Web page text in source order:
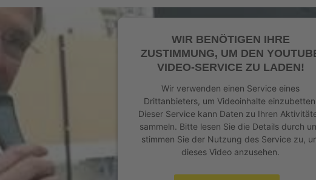
WIR BENÖTIGEN IHRE
ZUSTIMMUNG, UM DEN
VIDEO-SERVICE ZU LADEN!
Wir verwenden einen Service eines
Drittanbieters, um Videoinhalte einzubetten.
Dieser Service kann Daten zu Ihren
sammeln. Bitte lesen Sie die Details durch
stimmen Sie der Nutzung des Service zu,
dieses Video anzusehen.